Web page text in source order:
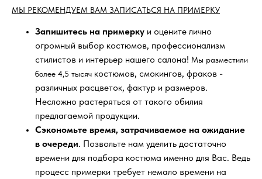
МЫ РЕКОМЕНДУЕМ ВАМ ЗАПИСАТЬСЯ НА ПРИМЕРКУ
Запишитесь на примерку и оцените лично
огромный выбор костюмов, профессионализм
стилистов и интерьер нашего салона! Мы разместили
более 4,5 тысяч костюмов, смокингов, фраков -
различных расцветок, фактур и размеров.
Несложно растеряться от такого обилия
предлагаемой продукции.
Сэкономьте время, затрачиваемое на ожидание
в очереди. Позвольте нам уделить достаточно
времени для подбора костюма именно для Вас. Ведь
процесс примерки требует немало времени на